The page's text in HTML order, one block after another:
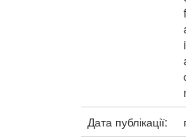
Дата публікації: